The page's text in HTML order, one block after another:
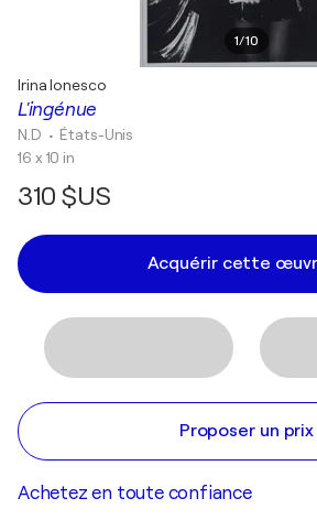
1/10
L'ingénue
Irina Ionesco
N.D • États-Unis
16 x 10 in
310 $US
Acquérir cette
Proposer un prix
Achetez en toute confiance